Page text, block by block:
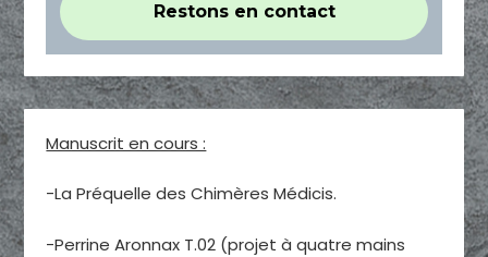
Manuscrit en cours :
-La Préquelle des Chimères Médicis.
-Perrine Aronnax T.02 (projet à quatre mains